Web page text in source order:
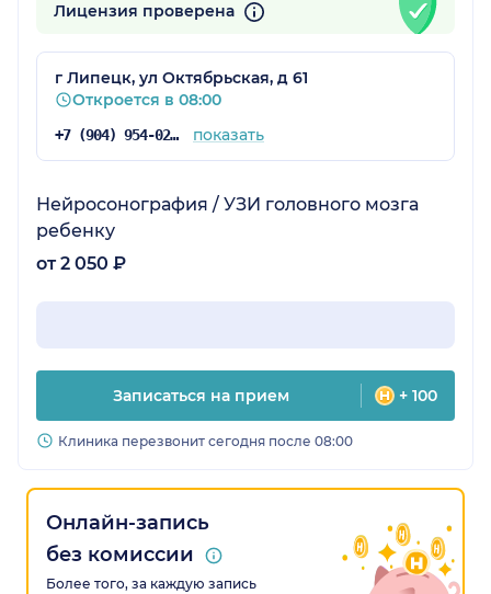
Лицензия проверена
г Липецк, ул Октябрьская, д 61
Откроется в 08:00
+7 (904) 954-02-49 показать
Нейросонография / УЗИ головного мозга
ребенку
от 2 050 ₽
Записаться на прием + 100
Клиника перезвонит сегодня после 08:00
Онлайн-запись
без комиссии
Более того, за каждую запись